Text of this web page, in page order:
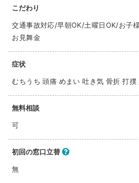
こだわり
交通事故対応/早朝OK/土曜日OK/お子
お見舞金
症状
むちうち 頭痛 めまい 吐き気 骨折 打撲
無料相談
可
初回の窓口立替
無